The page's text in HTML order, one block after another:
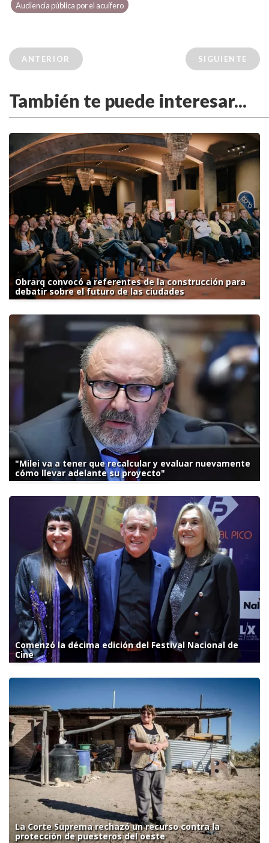
Audiencia pública por el acuífero
ANTERIOR SIGUIENTE
También te puede interesar...
Obrarq convocó a referentes de la construcción para
debatir sobre el futuro de las ciudades
"Milei va a tener que recalcular y evaluar nuevamente
cómo llevar adelante su proyecto"
Comenzó la décima edición del Festival Nacional de
Cine
La Corte Suprema rechazó un recurso contra la
protección de puesteros del oeste